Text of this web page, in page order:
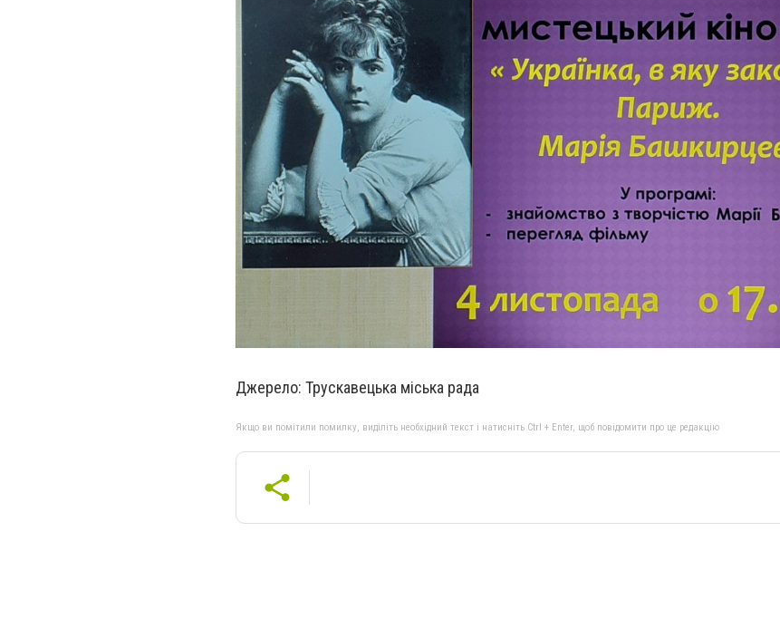
Джерело: Трускавецька міська рада
Якщо ви помітили помилку, виділіть необхідний текст і натисніть Ctrl + Enter, щоб повідомити про це редакцію